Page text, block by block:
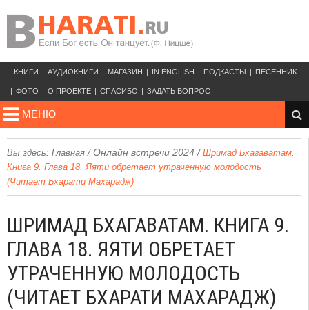
КНИГИ АУДИОКНИГИ МАГАЗИН IN ENGLISH ПОДКАСТЫ ПЕСЕННИК
ФОТО О ПРОЕКТЕ СПАСИБО ЗАДАТЬ ВОПРОС
МЕНЮ
Вы здесь: Главная /Онлайн встречи 2024 / Шримад Бхагаватам.
Книга 9. Глава 18. Яяти обретает утраченную молодость
(Читает Бхарати Махарадж)
ШРИМАД БХАГАВАТАМ. КНИГА 9.
ГЛАВА 18. ЯЯТИ ОБРЕТАЕТ
УТРАЧЕННУЮ МОЛОДОСТЬ
(ЧИТАЕТ БХАРАТИ МАХАРАДЖ)